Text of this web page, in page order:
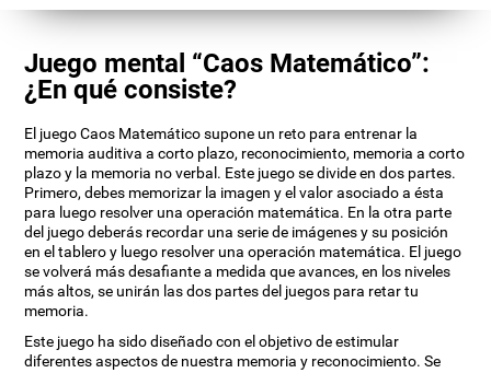
Juego mental “Caos Matemático”:
¿En qué consiste?
El juego Caos Matemático supone un reto para entrenar la
memoria auditiva a corto plazo, reconocimiento, memoria a corto
plazo y la memoria no verbal. Este juego se divide en dos partes.
Primero, debes memorizar la imagen y el valor asociado a ésta
para luego resolver una operación matemática. En la otra parte
del juego deberás recordar una serie de imágenes y su posición
en el tablero y luego resolver una operación matemática. El juego
se volverá más desafiante a medida que avances, en los niveles
más altos, se unirán las dos partes del juegos para retar tu
memoria.
Este juego ha sido diseñado con el objetivo de estimular
diferentes aspectos de nuestra memoria y reconocimiento. Se